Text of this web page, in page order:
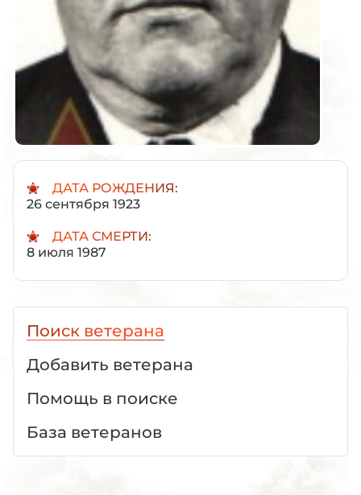
ДАТА РОЖДЕНИЯ:
26 сентября 1923
ДАТА СМЕРТИ:
8 июля 1987
Поиск ветерана
Добавить ветерана
Помощь в поиске
База ветеранов